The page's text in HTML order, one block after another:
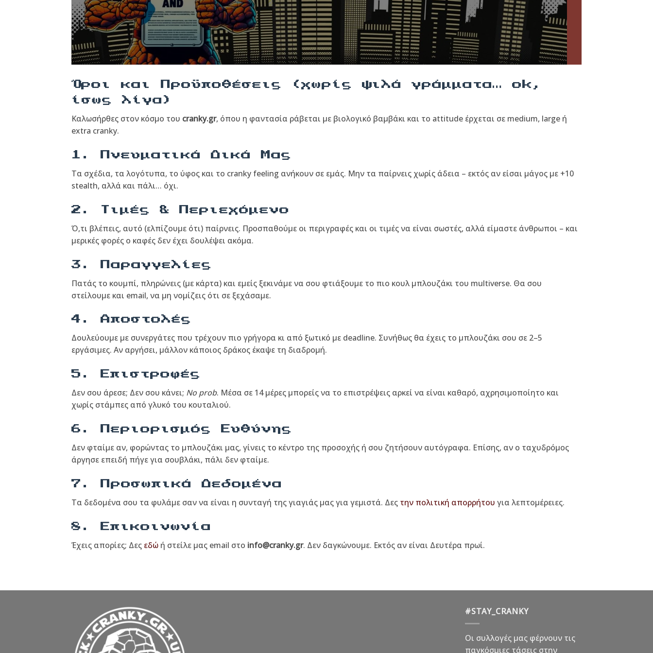
Όροι και Προϋποθέσεις (χωρίς ψιλά γράμματα… ok,
ίσως λίγα)
Καλωσήρθες στον κόσμο του cranky.gr, όπου η φαντασία ράβεται με βιολογικό βαμβάκι και το attitude έρχεται σε medium, large ή
extra cranky.
1. Πνευματικά Δικά Μας
Τα σχέδια, τα λογότυπα, το ύφος και το cranky feeling ανήκουν σε εμάς. Μην τα παίρνεις χωρίς άδεια – εκτός αν είσαι μάγος με +10
stealth, αλλά και πάλι… όχι.
2. Τιμές & Περιεχόμενο
Ό,τι βλέπεις, αυτό (ελπίζουμε ότι) παίρνεις. Προσπαθούμε οι περιγραφές και οι τιμές να είναι σωστές, αλλά είμαστε άνθρωποι – και
μερικές φορές ο καφές δεν έχει δουλέψει ακόμα.
3. Παραγγελίες
Πατάς το κουμπί, πληρώνεις (με κάρτα) και εμείς ξεκινάμε να σου φτιάξουμε το πιο κουλ μπλουζάκι του multiverse. Θα σου
στείλουμε και email, να μη νομίζεις ότι σε ξεχάσαμε.
4. Αποστολές
Δουλεύουμε με συνεργάτες που τρέχουν πιο γρήγορα κι από ξωτικό με deadline. Συνήθως θα έχεις το μπλουζάκι σου σε 2–5
εργάσιμες. Αν αργήσει, μάλλον κάποιος δράκος έκαψε τη διαδρομή.
5. Επιστροφές
Δεν σου άρεσε; Δεν σου κάνει; No prob. Μέσα σε 14 μέρες μπορείς να το επιστρέψεις αρκεί να είναι καθαρό, αχρησιμοποίητο και
χωρίς στάμπες από γλυκό του κουταλιού.
6. Περιορισμός Ευθύνης
Δεν φταίμε αν, φορώντας το μπλουζάκι μας, γίνεις το κέντρο της προσοχής ή σου ζητήσουν αυτόγραφα. Επίσης, αν ο ταχυδρόμος
άργησε επειδή πήγε για σουβλάκι, πάλι δεν φταίμε.
7. Προσωπικά Δεδομένα
Τα δεδομένα σου τα φυλάμε σαν να είναι η συνταγή της γιαγιάς μας για γεμιστά. Δες την πολιτική απορρήτου για λεπτομέρειες.
8. Επικοινωνία
Έχεις απορίες; Δες εδώ ή στείλε μας email στο info@cranky.gr. Δεν δαγκώνουμε. Εκτός αν είναι Δευτέρα πρωί.
#STAY_CRANKY
Οι συλλογές μας φέρνουν τις
παγκόσμιες τάσεις στην